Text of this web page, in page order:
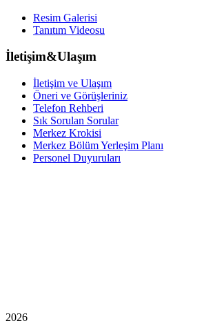
Resim Galerisi
Tanıtım Videosu
İletişim&Ulaşım
İletişim ve Ulaşım
Öneri ve Görüşleriniz
Telefon Rehberi
Sık Sorulan Sorular
Merkez Krokisi
Merkez Bölüm Yerleşim Planı
Personel Duyuruları
2026